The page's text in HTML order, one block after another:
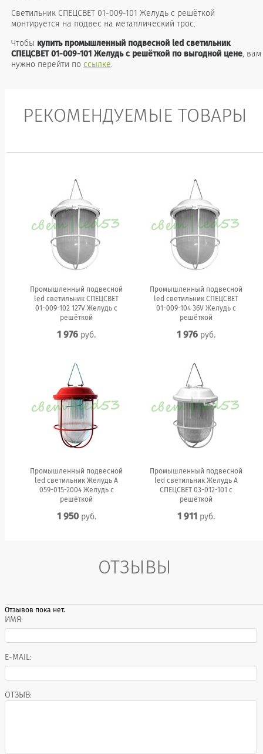
Светильник СПЕЦСВЕТ 01-009-101 Желудь с решёткой
монтируется на подвес на металлический трос.
Чтобы купить промышленный подвесной led светильник
СПЕЦСВЕТ 01-009-101 Желудь с решёткой по выгодной цене, вам
нужно перейти по ссылке.
РЕКОМЕНДУЕМЫЕ ТОВАРЫ
Промышленный подвесной
led светильник СПЕЦСВЕТ
01-009-102 127V Желудь с
решёткой
1 976 руб.
Промышленный подвесной
led светильник СПЕЦСВЕТ
01-009-104 36V Желудь с
решёткой
1 976 руб.
Промышленный подвесной
led светильник Желудь А
059-015-2004 Желудь с
решёткой
1 950руб.
Промышленный подвесной
led светильник Желудь А
СПЕЦСВЕТ 03-012-101 с
решёткой
1 911 руб.
ОТЗЫВЫ
Отзывов пока нет.
ИМЯ:
E-MAIL:
ОТЗЫВ: